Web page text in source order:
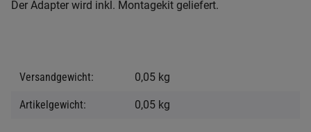
Der Adapter wird inkl. Montagekit geliefert.
Produkteigenschaft
Wert
Versandgewicht: 0,05 kg
Artikelgewicht: 0,05 kg